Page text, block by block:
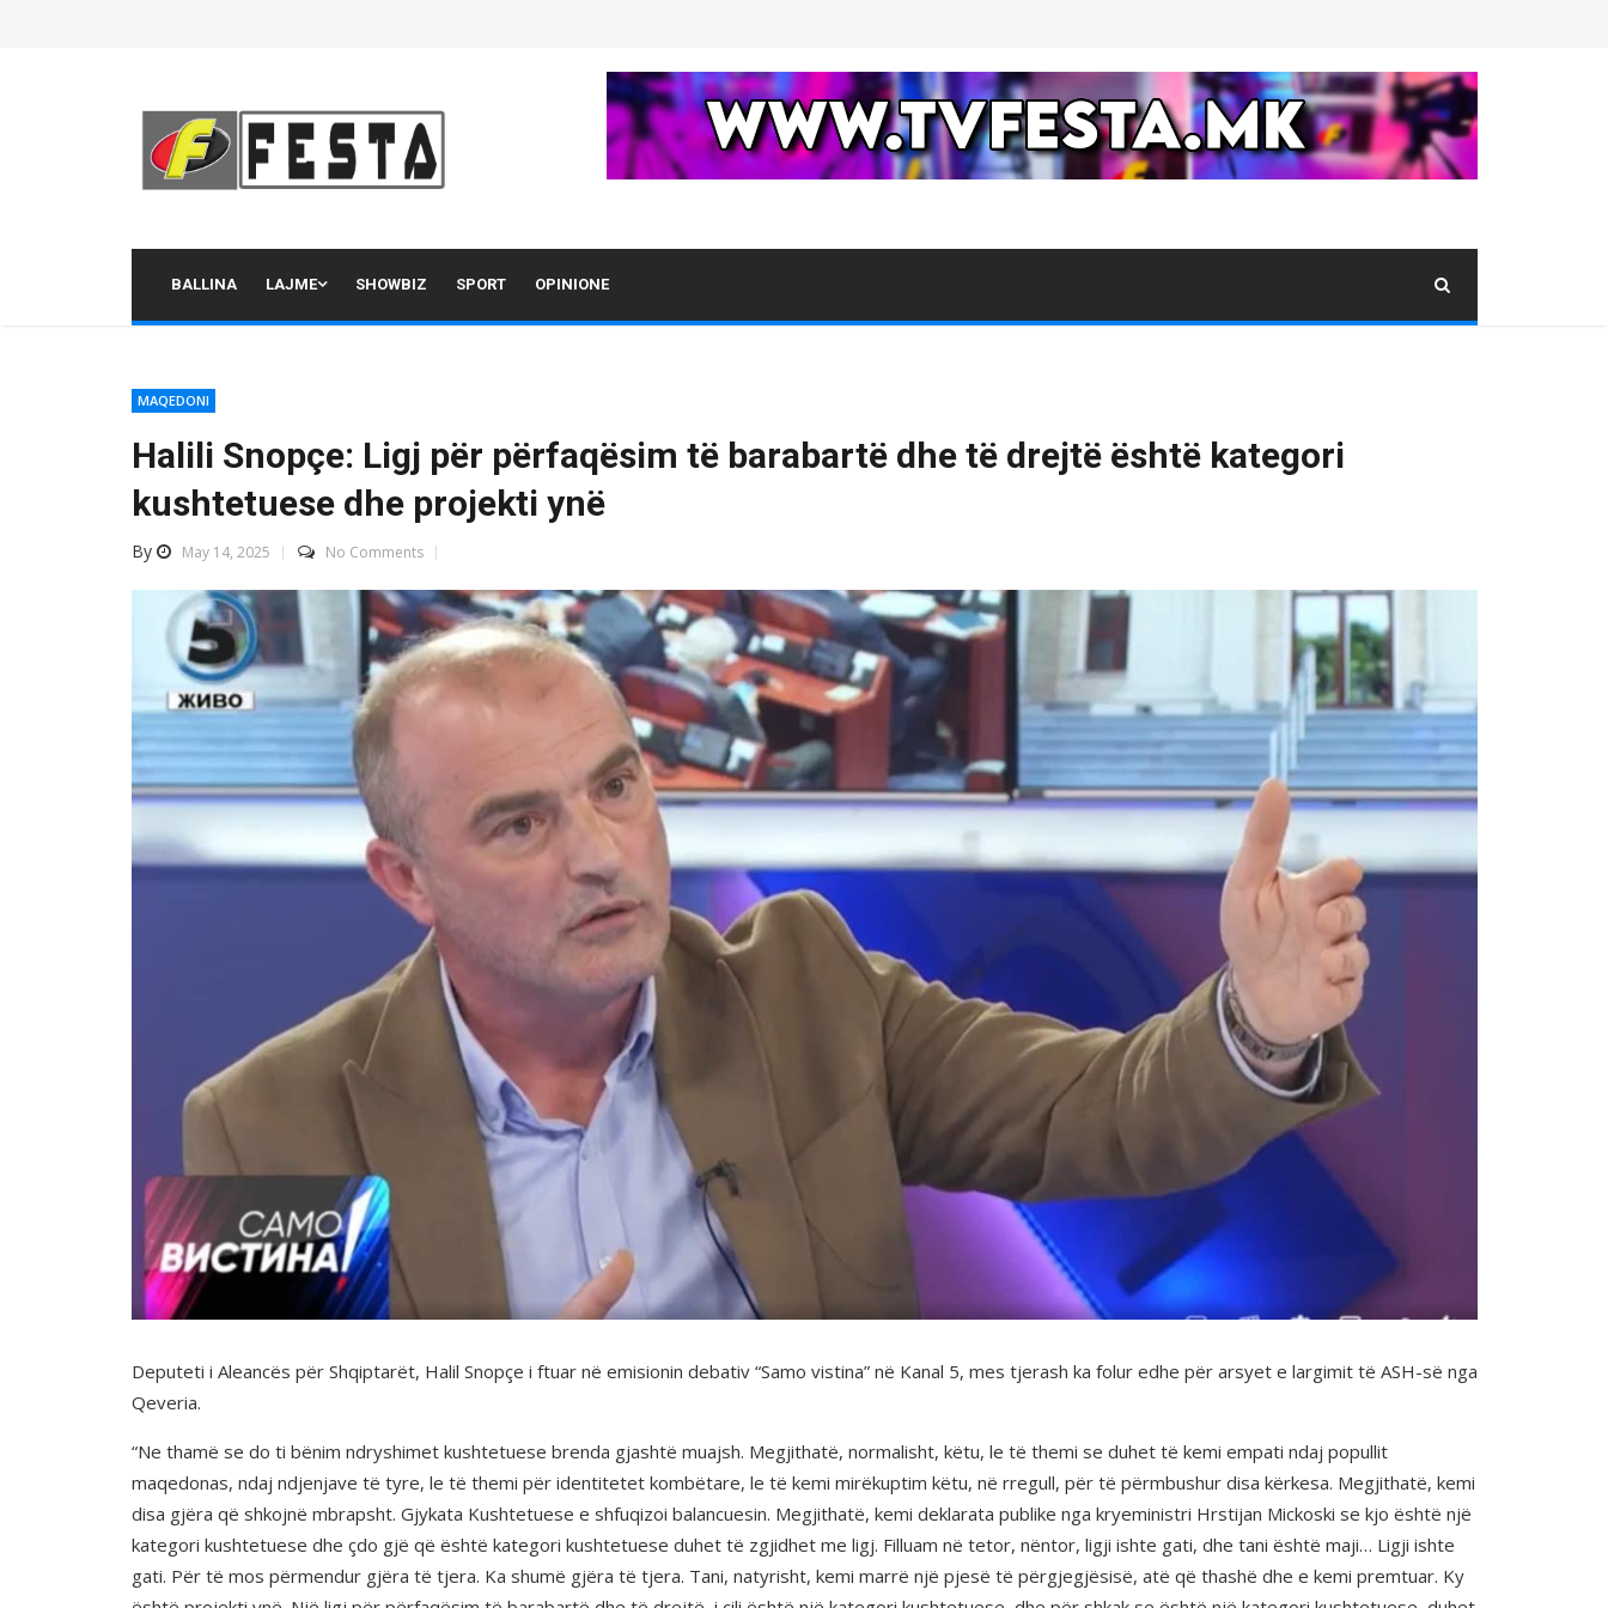
BALLINA LAJME SHOWBIZ SPORT OPINIONE
MAQEDONI
Halili Snopçe: Ligj për përfaqësim të barabartë dhe të drejtë është kategori
kushtetuese dhe projekti ynë
By May 14, 2025 No Comments
Deputeti i Aleancës për Shqiptarët, Halil Snopçe i ftuar në emisionin debativ “Samo vistina” në Kanal 5, mes tjerash ka folur edhe për arsyet e largimit të ASH-së nga
Qeveria.
“Ne thamë se do ti bënim ndryshimet kushtetuese brenda gjashtë muajsh. Megjithatë, normalisht, këtu, le të themi se duhet të kemi empati ndaj popullit
maqedonas, ndaj ndjenjave të tyre, le të themi për identitetet kombëtare, le të kemi mirëkuptim këtu, në rregull, për të përmbushur disa kërkesa. Megjithatë, kemi
disa gjëra që shkojnë mbrapsht. Gjykata Kushtetuese e shfuqizoi balancuesin. Megjithatë, kemi deklarata publike nga kryeministri Hrstijan Mickoski se kjo është një
kategori kushtetuese dhe çdo gjë që është kategori kushtetuese duhet të zgjidhet me ligj. Filluam në tetor, nëntor, ligji ishte gati, dhe tani është maji… Ligji ishte
gati. Për të mos përmendur gjëra të tjera. Ka shumë gjëra të tjera. Tani, natyrisht, kemi marrë një pjesë të përgjegjësisë, atë që thashë dhe e kemi premtuar. Ky